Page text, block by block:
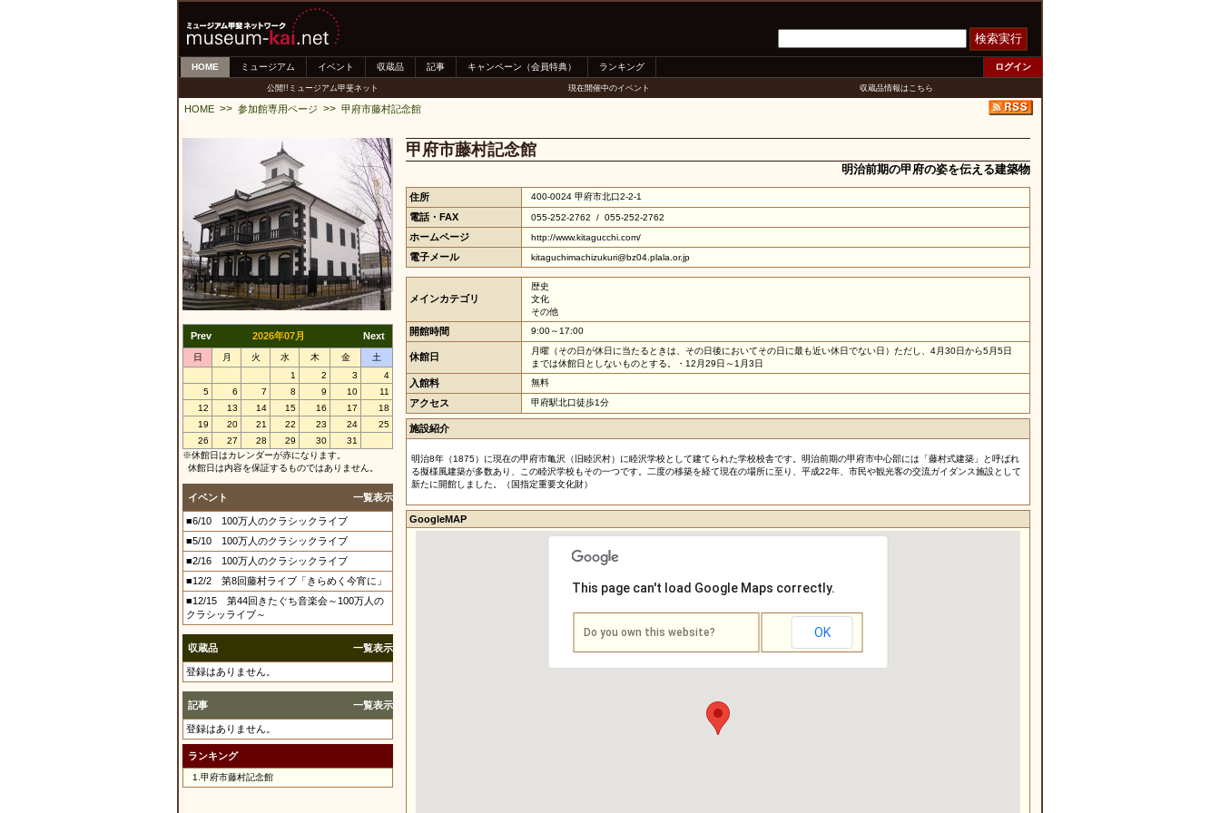
検索実行
HOME ミュージアム イベント 収蔵品 記事 キャンペーン（会員特典） ランキング ログイン
公開!!ミュージアム甲斐ネット 現在開催中のイベント 収蔵品情報はこちら
HOME >> 参加館専用ページ >> 甲府市藤村記念館
Prev 2026年07月 Next
日 月 火 水 木 金
土
1
2 3
4
5
6 7 8 9 10
11
12
13 14 15 16 17
18
19
20 21 22 23 24
25
26
27 28 29 30
31
※休館日はカレンダーが赤になります。
休館日は内容を保証するものではありません。
イベント 一覧表示
■6/10 100万人のクラシックライブ
■5/10 100万人のクラシックライブ
■2/16 100万人のクラシックライブ
■12/2 第8回藤村ライブ「きらめく今宵に」
■12/15 第44回きたぐち音楽会～100万人の
クラシッライブ～
収蔵品 一覧表示
登録はありません。
記事 一覧表示
登録はありません。
ランキング
1. 甲府市藤村記念館
甲府市藤村記念館
明治前期の甲府の姿を伝える建築物
住所 400-0024 甲府市北口2-2-1
電話・FAX 055-252-2762 / 055-252-2762
ホームページ http://www.kitagucchi.com/
電子メール kitaguchimachizukuri@bz04.plala.or.jp
メインカテゴリ
歴史
文化
その他
開館時間 9:00～17:00
休館日
月曜（その日が休日に当たるときは、その日後においてその日に最も近い休日でない日）ただし、4月30日から5月5日
までは休館日としないものとする。・12月29日～1月3日
入館料 無料
アクセス 甲府駅北口徒歩1分
施設紹介
明治8年（1875）に現在の甲府市亀沢（旧睦沢村）に睦沢学校として建てられた学校校舎です。明治前期の甲府市中心部には「藤村式建築」と呼ばれ
る擬様風建築が多数あり、この睦沢学校もその一つです。二度の移築を経て現在の場所に至り、平成22年、市民や観光客の交流ガイダンス施設として
新たに開館しました。（国指定重要文化財）
GoogleMAP
This page can't load Google Maps correctly.
Do you own this website? OK